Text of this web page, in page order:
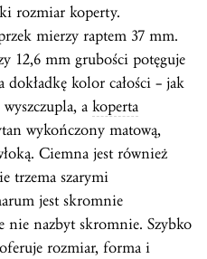
rozmiar koperty.
mierzy raptem 37 mm.
12,6 mm grubości potęguje
dokładkę kolor całości – jak
a koperta
wykończony matową,
Ciemna jest również
trzema szarymi
jest skromnie
nie nazbyt skromnie. Szybko
rozmiar, forma i